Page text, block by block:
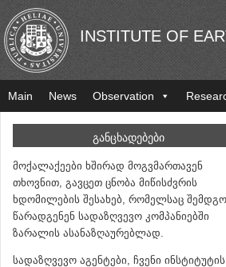
INSTITUTE OF
Main News Observation
ᲒᲐᲜᲪᲮᲐᲓᲔᲑᲔᲑᲘ
მოქალაქეები ხშირად მოგვმართავენ
თხოვნით, გავცეთ ცნობა მიწისძვრის
ხდომილების შესახებ, რომელსაც
წარადგენენ სადაზღვევო კომპანიებში
ზარალის ასანაზღაურებლად.
სადაზღვევო აგენტები, ჩვენი ინსტიტუტის